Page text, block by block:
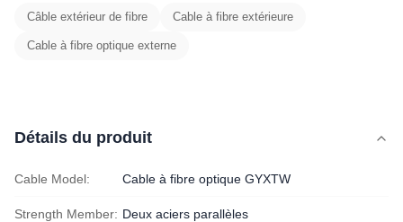
Câble extérieur de fibre Cable à fibre extérieure
Cable à fibre optique externe
Détails du produit
Cable Model: Cable à fibre optique GYXTW
Strength Member: Deux aciers parallèles